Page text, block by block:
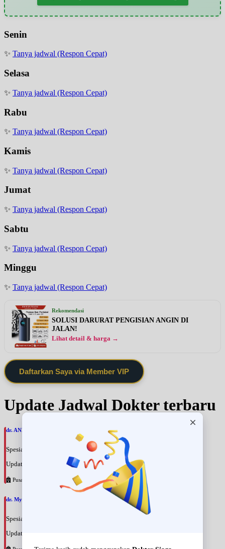
Senin
✨ Tanya jadwal (Respon Cepat)
Selasa
✨ Tanya jadwal (Respon Cepat)
Rabu
✨ Tanya jadwal (Respon Cepat)
Kamis
✨ Tanya jadwal (Respon Cepat)
Jumat
✨ Tanya jadwal (Respon Cepat)
Sabtu
✨ Tanya jadwal (Respon Cepat)
Minggu
✨ Tanya jadwal (Respon Cepat)
Rekomendasi
SOLUSI DARURAT PENGISIAN ANGIN DI
JALAN!
Lihat detail & harga →
Daftarkan Saya via Member VIP
Update Jadwal Dokter terbaru
dr. ANNA ARIANE, SpPDKR
Spesialis: Penyakit Dalam
Update terakhir: 2026-08-09 17:28:07
Pusat Pertamina
dr. Myrna Martinus, SpPDKEMD
Spesialis: Penyakit Dalam
Update terakhir: 2026-08-09 17:25:38